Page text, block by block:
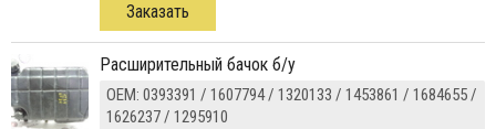
Заказать
расширительный бачок б/у
ОЕМ: 0393391 / 1607794 / 1320133 / 1453861 / 1684655 /
1626237 / 1295910